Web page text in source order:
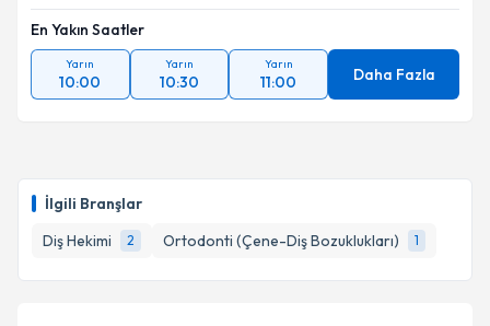
İlgili Branşlar
Diş Hekimi
2 Ortodonti (Çene-Diş Bozuklukları) 1
En Yakın Saatler
Yarın
10:00
Yarın
10:30
Yarın
11:00 Daha Fazla